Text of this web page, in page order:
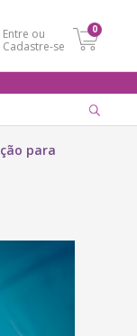
Entre ou
Cadastre-se
0
para